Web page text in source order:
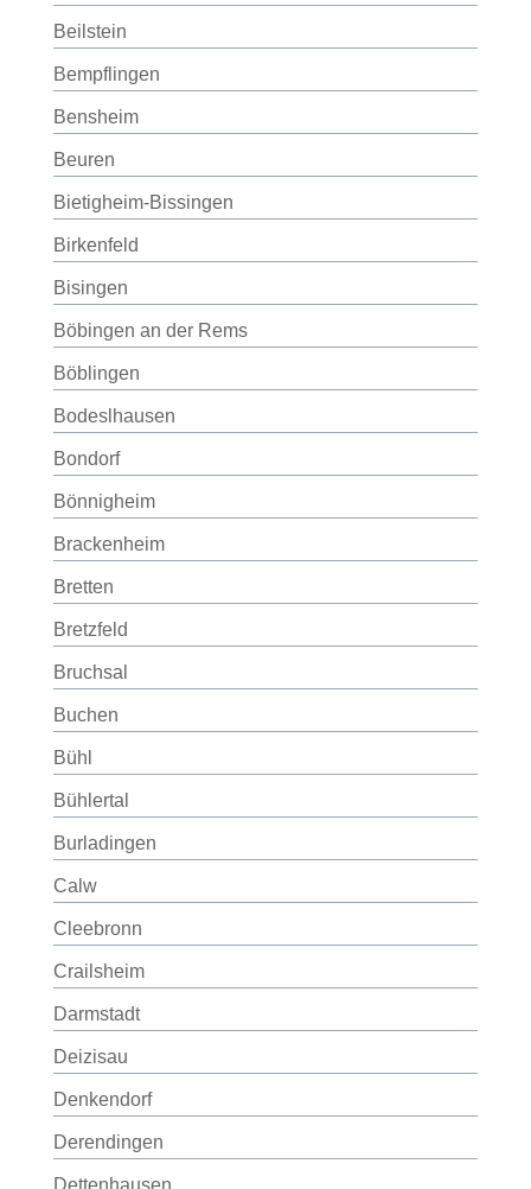
Beilstein
Bempflingen
Bensheim
Beuren
Bietigheim-Bissingen
Birkenfeld
Bisingen
Böbingen an der Rems
Böblingen
Bodeslhausen
Bondorf
Bönnigheim
Brackenheim
Bretten
Bretzfeld
Bruchsal
Buchen
Bühl
Bühlertal
Burladingen
Calw
Cleebronn
Crailsheim
Darmstadt
Deizisau
Denkendorf
Derendingen
Dettenhausen